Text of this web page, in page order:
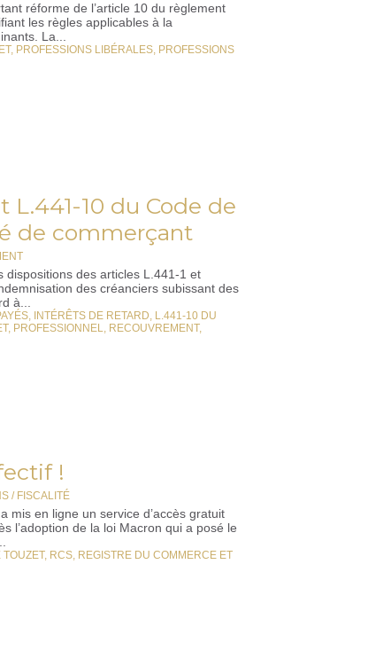
réforme de l’article 10 du règlement
les règles applicables à la
La...
, PROFESSIONS LIBÉRALES, PROFESSIONS
L.441-10 du Code de
de commerçant
dispositions des articles L.441-1 et
des créanciers subissant des
à...
, INTÉRÊTS DE RETARD, L.441-10 DU
, PROFESSIONNEL, RECOUVREMENT,
!
/ FISCALITÉ
mis en ligne un service d’accès gratuit
l’adoption de la loi Macron qui a posé le
TOUZET, RCS, REGISTRE DU COMMERCE ET